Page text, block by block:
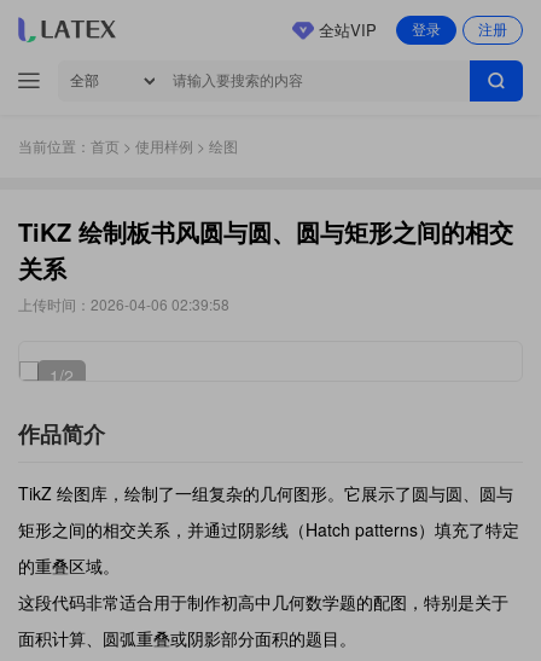
登录 注册
全站VIP
当前位置： 首页 > 使用样例 > 绘图
TiKZ 绘制板书风圆与圆、圆与矩形之间的相交
关系
上传时间：2026-04-06 02:39:58
1/2
作品简介
TikZ 绘图库，绘制了一组复杂的几何图形。它展示了圆与圆、圆与
矩形之间的相交关系，并通过阴影线（Hatch patterns）填充了特定
的重叠区域。
这段代码非常适合用于制作初高中几何数学题的配图，特别是关于
面积计算、圆弧重叠或阴影部分面积的题目。